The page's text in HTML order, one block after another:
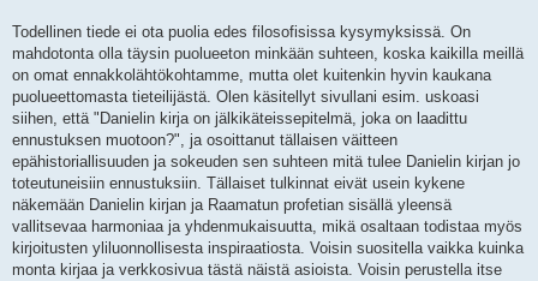
Todellinen tiede ei ota puolia edes filosofisissa kysymyksissä. On
mahdotonta olla täysin puolueeton minkään suhteen, koska kaikilla meillä
on omat ennakkolähtökohtamme, mutta olet kuitenkin hyvin kaukana
puolueettomasta tieteilijästä. Olen käsitellyt sivullani esim. uskoasi
siihen, että "Danielin kirja on jälkikäteissepitelmä, joka on laadittu
ennustuksen muotoon?", ja osoittanut tällaisen väitteen
epähistoriallisuuden ja sokeuden sen suhteen mitä tulee Danielin kirjan jo
toteutuneisiin ennustuksiin. Tällaiset tulkinnat eivät usein kykene
näkemään Danielin kirjan ja Raamatun profetian sisällä yleensä
vallitsevaa harmoniaa ja yhdenmukaisuutta, mikä osaltaan todistaa myös
kirjoitusten yliluonnollisesta inspiraatiosta. Voisin suositella vaikka kuinka
monta kirjaa ja verkkosivua tästä näistä asioista. Voisin perustella itse